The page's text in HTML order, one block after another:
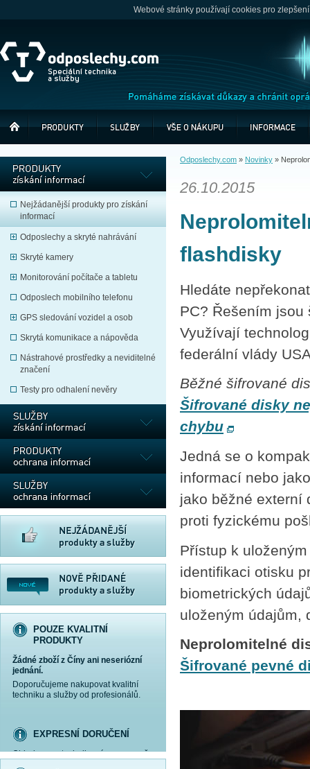
Webové stránky používají cookies pro
Nejžádanější produkty pro získání
informací
Odposlechy a skryté nahrávání
Skryté kamery
Monitorování počítače a tabletu
Odposlech mobilního telefonu
GPS sledování vozidel a osob
Skrytá komunikace a nápověda
Nástrahové prostředky a neviditelné
značení
Testy pro odhalení nevěry
POUZE KVALITNÍ
PRODUKTY
Žádné zboží z Číny ani neseriózní
jednání.
Doporučujeme nakupovat kvalitní
techniku a služby od profesionálů.
více informací »
EXPRESNÍ DORUČENÍ
Objednanou techniku vám expresně
více informací »
více informací »
více informací »
Odposlechy.com » Novinky »
26.10.2015
flashdisky
Hledáte
PC? Řešením
Využívají
federální vlády
Běžné šifrované
Šifrované disky
chybu
Jedná se o
informací nebo
jako běžné externí
proti fyzickému
Přístup k
identifikaci otisku
biometrických
uloženým údajům,
Neprolomitelné
Šifrované pevné